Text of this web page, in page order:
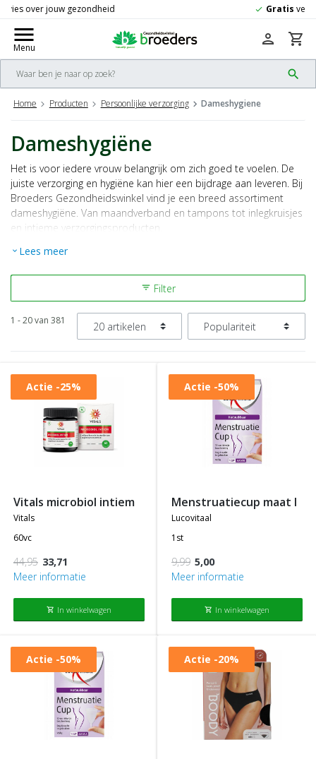
check Gratis
menu
Menu
search
person shopping_cart
Home Producten Persoonlijke verzorging Dameshygiene
Dameshygiëne
Het is voor iedere vrouw belangrijk om zich goed te voelen. De
juiste verzorging en hygiëne kan hier een bijdrage aan leveren. Bij
Broeders Gezondheidswinkel vind je een breed assortiment
dameshygiëne. Van maandverband en tampons tot inlegkruisjes
en intieme verzorgingsproducten.
Bestel jouw favoriete merk dameshygiëne gemakkelijk en snel
expand_more Lees meer
filter_list Filter
1 - 20 van 381
Actie -25%
vitals microbiol intiem
vitals
60vc
44,95 33,71
Meer informatie
shopping_cart In winkelwagen
Actie -50%
menstruatiecup maat l
lucovitaal
1st
9,99 5,00
Meer informatie
shopping_cart In winkelwagen
Actie -50% Actie -20%